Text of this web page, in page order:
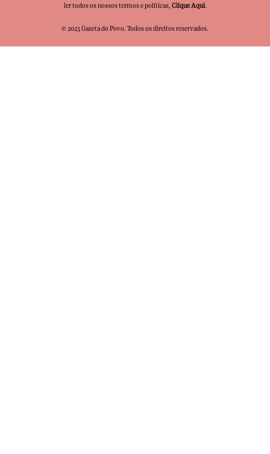
ler todos os nossos termos e políticas, Clique Aqui.
© 2023 Gazeta do Povo. Todos os direitos reservados.